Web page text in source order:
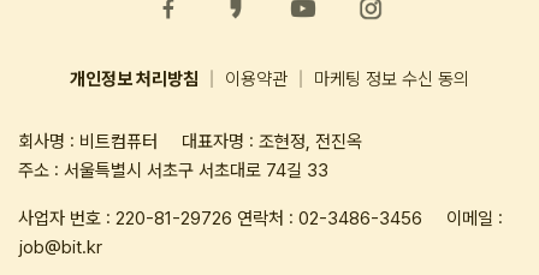
개인정보 처리방침 이용약관 마케팅 정보 수신 동의
회사명 : 비트컴퓨터
대표자명 : 조현정, 전진옥
주소 : 서울특별시 서초구 서초대로 74길 33
사업자 번호 : 220-81-29726 연락처 : 02-3486-3456
이메일 :
job@bit.kr